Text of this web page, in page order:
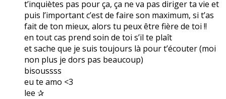
t’inquiètes pas pour ça, ça ne va pas diriger ta vie et
puis l’important c’est de faire son maximum, si t’as
fait de ton mieux, alors tu peux être fière de toi !!
en tout cas prend soin de toi s’il te plaît
et sache que je suis toujours là pour t’écouter (moi
non plus je dors pas beaucoup)
bisoussss
eu te amo <3
lee ✰